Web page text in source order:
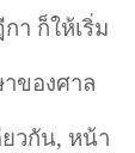
า ก็ให้เริ่ม
ของศาล
วกัน, หน้า